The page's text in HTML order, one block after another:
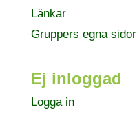
Länkar
Gruppers egna sidor
Ej inloggad
Logga in